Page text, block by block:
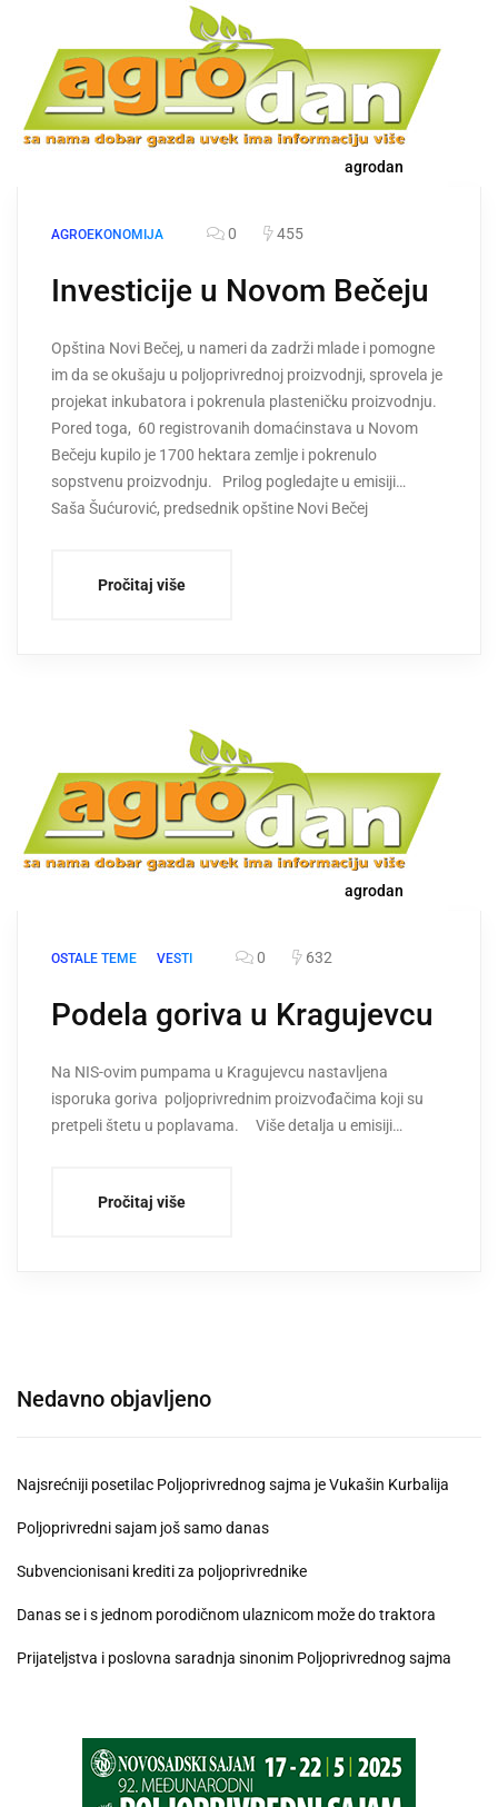
agrodan
AGROEKONOMIJA 0 455
Investicije u Novom Bečeju
Opština Novi Bečej, u nameri da zadrži mlade i pomogne
im da se okušaju u poljoprivrednoj proizvodnji, sprovela je
projekat inkubatora i pokrenula plasteničku proizvodnju.
Pored toga, 60 registrovanih domaćinstava u Novom
Bečeju kupilo je 1700 hektara zemlje i pokrenulo
sopstvenu proizvodnju. Prilog pogledajte u emisiji…
Saša Šućurović, predsednik opštine Novi Bečej
Pročitaj više
agrodan
OSTALE TEME VESTI 0 632
Podela goriva u Kragujevcu
Na NIS-ovim pumpama u Kragujevcu nastavljena
isporuka goriva poljoprivrednim proizvođačima koji su
pretpeli štetu u poplavama. Više detalja u emisiji…
Pročitaj više
Nedavno objavljeno
Najsrećniji posetilac Poljoprivrednog sajma je Vukašin Kurbalija
Poljoprivredni sajam još samo danas
Subvencionisani krediti za poljoprivrednike
Danas se i s jednom porodičnom ulaznicom može do traktora
Prijateljstva i poslovna saradnja sinonim Poljoprivrednog sajma